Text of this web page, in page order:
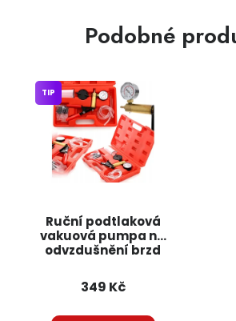
Podobné
Ruční podtlaková
vakuová pumpa na
odvzdušnění brzd
TIP
349 Kč